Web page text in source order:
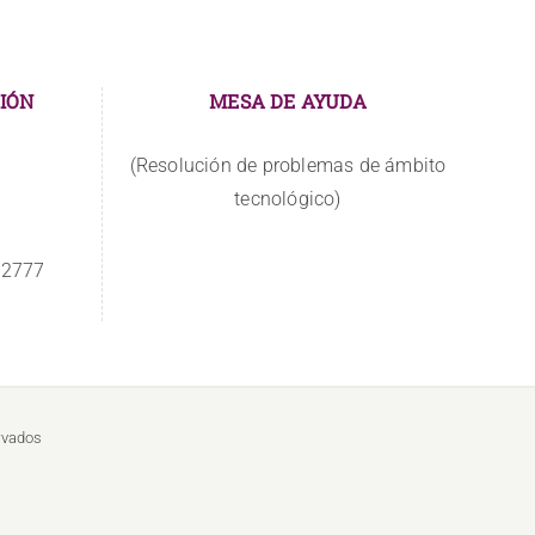
MESA DE AYUDA
(Resolución de problemas de ámbito
tecnológico)